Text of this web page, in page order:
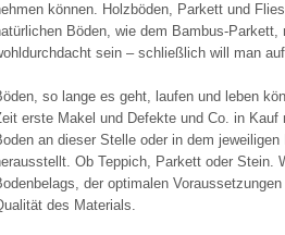
können. Holzböden, Parkett und
Böden, wie dem Bambus-Parkett,
sein – schließlich will man
so lange es geht, laufen und leben
erste Makel und Defekte und Co. in
an dieser Stelle oder in dem
Ob Teppich, Parkett oder Stein.
der optimalen
des Materials.